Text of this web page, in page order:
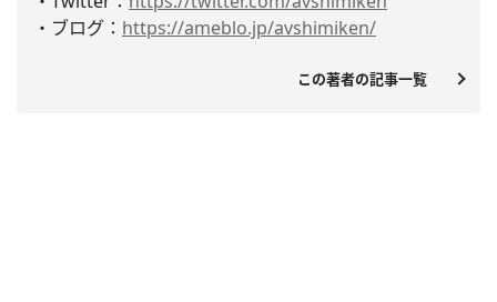
・ブログ： https://ameblo.jp/avshimiken/
この著者の記事一覧